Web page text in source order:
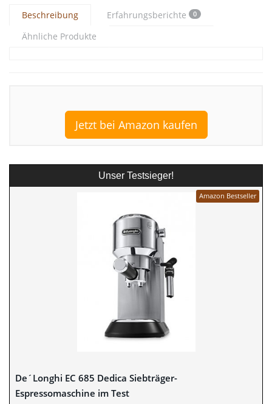
Beschreibung Erfahrungsberichte 0
Ähnliche Produkte
Jetzt bei Amazon kaufen
Unser Testsieger!
Amazon Bestseller
De´Longhi EC 685 Dedica Siebträger-
Espressomaschine im Test